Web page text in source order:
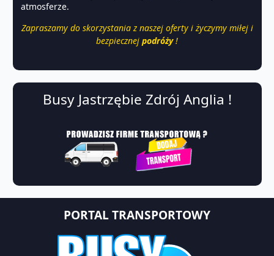
atmosferze.
Zapraszamy do skorzystania z naszej oferty i życzymy miłej i
bezpiecznej podróży!
Busy Jastrzębie Zdrój Anglia !
PORTAL TRANSPORTOWY